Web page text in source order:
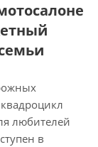
любителей
в